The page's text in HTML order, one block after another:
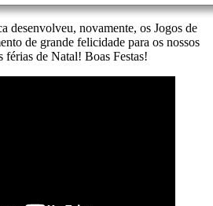
desenvolveu, novamente, os Jogos de
de grande felicidade para os nossos
férias de Natal! Boas Festas!